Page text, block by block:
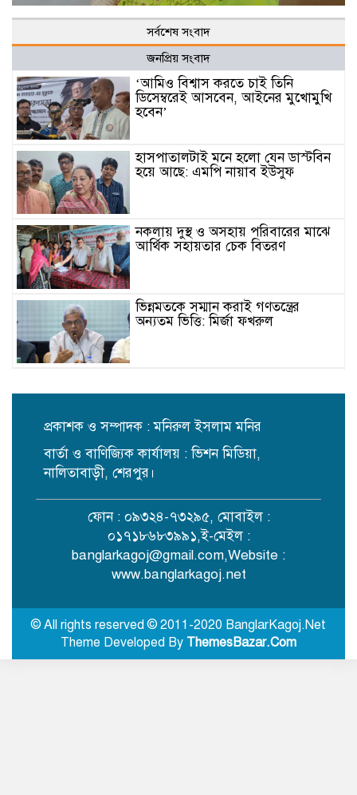
সর্বশেষ সংবাদ
জনপ্রিয় সংবাদ
‘আমিও বিশ্বাস করতে চাই তিনি
ডিসেম্বরেই আসবেন, আইনের মুখোমুখি
হবেন’
হাসপাতালটাই মনে হলো যেন ডাস্টবিন
হয়ে আছে: এমপি নায়াব ইউসুফ
নকলায় দুস্থ ও অসহায় পরিবারের মাঝে
আর্থিক সহায়তার চেক বিতরণ
ভিন্নমতকে সম্মান করাই গণতন্ত্রের
অন্যতম ভিত্তি: মির্জা ফখরুল
ক্রিয়েটর রিপন মিয়া গ্রেপ্তার
নকলায় সিএনজি-ভটভটি সংঘর্ষে শিশু
নিহত, আহত ৫
আলোকবিন্দু স্বেচ্ছাসেবী সংগঠনের
তৃতীয় বর্ষে পদার্পণ
স্বর্ণ কেনার চেষ্টা, হাতেনাতে ধরা
প্রকাশক ও সম্পাদক : মনিরুল ইসলাম মনির
বার্তা ও বাণিজ্যিক কার্যালয় : ভিশন মিডিয়া,
নালিতাবাড়ী, শেরপুর।
ফোন : ০৯৩২৪-৭৩২৯৫, মোবাইল :
০১৭১৮৬৮৩৯৯১,ই-মেইল :
banglarkagoj@gmail.com,Website :
www.banglarkagoj.net
© All rights reserved © 2011-2020 BanglarKagoj.Net
Theme Developed By ThemesBazar.Com